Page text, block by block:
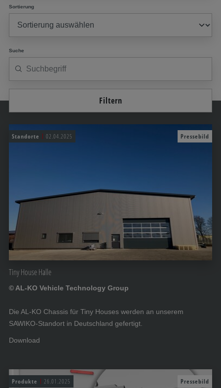
Sortierung
Suche
Filtern
Standorte 02.04.2025 Pressebild
Tiny House Halle
© AL-KO Vehicle Technology Group
Die AL-KO Chassis für Tiny Houses werden an unserem
SAWIKO-Standort in Deutschland gefertigt.
Download
Produkte 26.01.2025 Pressebild